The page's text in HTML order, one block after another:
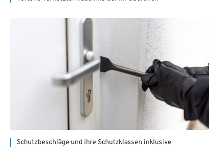
Schutzbeschläge und ihre Schutzklassen inklusive